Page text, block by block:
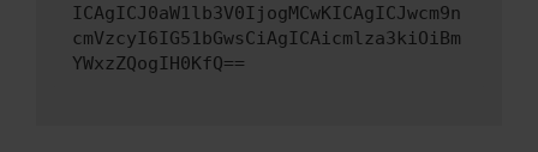
ICAgICJ0aW1lb3V0IjogMCwKICAgICJwcm9n
cmVzcyI6IG51bGwsCiAgICAicmlza3kiOiBm
YWxzZQogIH0KfQ==